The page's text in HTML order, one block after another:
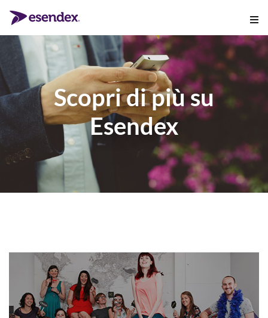
Scopri di più su
Esendex